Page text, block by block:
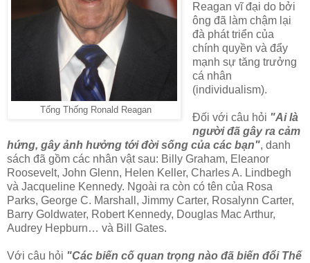
Tổng Thống Ronald Reagan
Reagan vĩ đại do bởi
ông đã làm chậm lại
đà phát triển của
chính quyền và đẩy
mạnh sự tăng trưởng
cá nhân
(individualism).
Đối với câu hỏi "Ai là
người đã gây ra cảm
hứng, gây ảnh hưởng tới đời sống của các bạn", danh
sách đã gồm các nhân vật sau: Billy Graham, Eleanor
Roosevelt, John Glenn, Helen Keller, Charles A. Lindbegh
và Jacqueline Kennedy. Ngoài ra còn có tên của Rosa
Parks, George C. Marshall, Jimmy Carter, Rosalynn Carter,
Barry Goldwater, Robert Kennedy, Douglas Mac Arthur,
Audrey Hepburn… và Bill Gates.
Với câu hỏi "Các biến cố quan trọng nào đã biến đổi Thế